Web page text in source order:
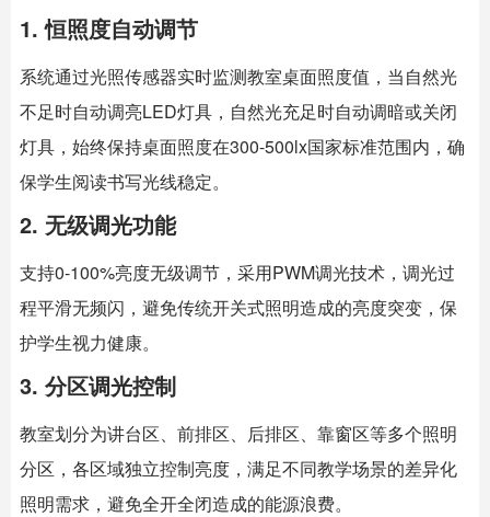
1. 恒照度自动调节
系统通过光照传感器实时监测教室桌面照度值，当自然光
不足时自动调亮LED灯具，自然光充足时自动调暗或关闭
灯具，始终保持桌面照度在300-500lx国家标准范围内，确
保学生阅读书写光线稳定。
2. 无级调光功能
支持0-100%亮度无级调节，采用PWM调光技术，调光过
程平滑无频闪，避免传统开关式照明造成的亮度突变，保
护学生视力健康。
3. 分区调光控制
教室划分为讲台区、前排区、后排区、靠窗区等多个照明
分区，各区域独立控制亮度，满足不同教学场景的差异化
照明需求，避免全开全闭造成的能源浪费。